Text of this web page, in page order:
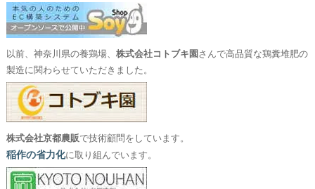
以前、神奈川県の養鶏場、 株式会社コトブキ園 さんで高品質な鶏糞堆肥の
製造に関わらせていただきました。
株式会社京都農販で技術顧問をしています。
稲作の省力化に取り組んでいます。